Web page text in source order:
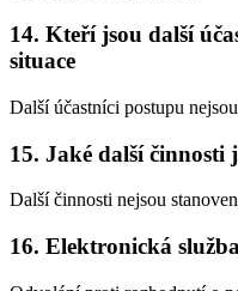
14. Kteří jsou další
situace
Další účastníci postupu
15. Jaké další činnosti
Další činnosti nejsou
16. Elektronická